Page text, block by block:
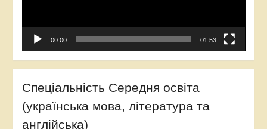
00:00 01:53
Спеціальність Середня освіта
(українська мова, література та
англійська)